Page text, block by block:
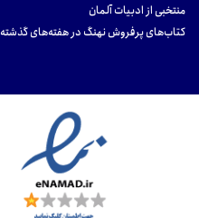
منتخبی از ادبیات آلمان
کتاب‌های پرفروش نهنگ در هفته‌های گذشته